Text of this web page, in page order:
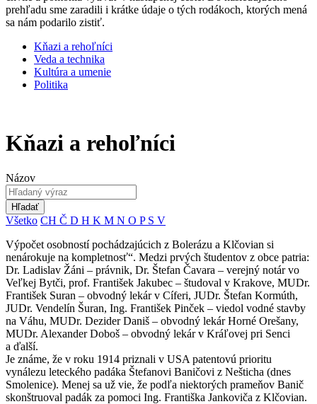
prehľadu sme zaradili i krátke údaje o tých rodákoch, ktorých mená
sa nám podarilo zistiť.
Kňazi a rehoľníci
Veda a technika
Kultúra a umenie
Politika
Kňazi a rehoľníci
Názov
Hľadať
Všetko CH Č D H K M N O P S V
Výpočet osobností pochádzajúcich z Bolerázu a Klčovian si
nenárokuje na kompletnosť“. Medzi prvých študentov z obce patria:
Dr. Ladislav Žáni – právnik, Dr. Štefan Čavara – verejný notár vo
Veľkej Bytči, prof. František Jakubec – študoval v Krakove, MUDr.
František Suran – obvodný lekár v Cíferi, JUDr. Štefan Kormúth,
JUDr. Vendelín Šuran, Ing. František Pinček – viedol vodné stavby
na Váhu, MUDr. Dezider Daniš – obvodný lekár Horné Orešany,
MUDr. Alexander Doboš – obvodný lekár v Kráľovej pri Senci
a ďalší.
Je známe, že v roku 1914 priznali v USA patentovú prioritu
vynálezu leteckého padáka Štefanovi Baničovi z Nešticha (dnes
Smolenice). Menej sa už vie, že podľa niektorých prameňov Banič
skonštruoval padák za pomoci Ing. Františka Jankoviča z Klčovian.